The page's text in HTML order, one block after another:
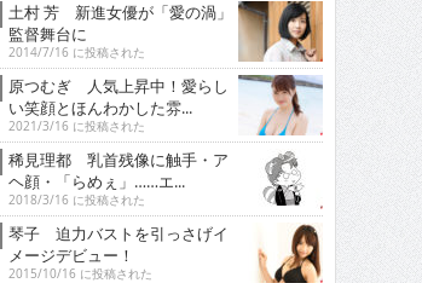
土村 芳 新進女優が「愛の渦」
監督舞台に
2014/7/16 に投稿された
原つむぎ 人気上昇中！愛らし
い笑顔とほんわかした雰...
2021/3/16 に投稿された
稀見理都 乳首残像に触手・ア
ヘ顔・「らめぇ」……エ...
2018/3/16 に投稿された
琴子 迫力バストを引っさげイ
メージデビュー！
2015/10/16 に投稿された